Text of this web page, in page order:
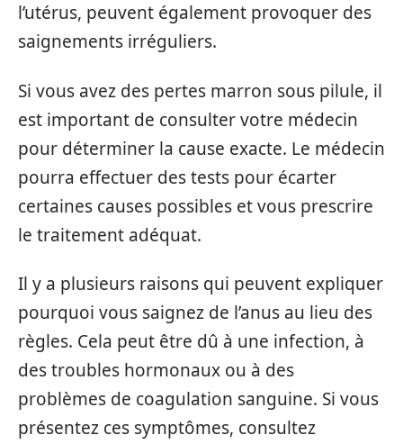
l’utérus, peuvent également provoquer des
saignements irréguliers.
Si vous avez des pertes marron sous pilule, il
est important de consulter votre médecin
pour déterminer la cause exacte. Le médecin
pourra effectuer des tests pour écarter
certaines causes possibles et vous prescrire
le traitement adéquat.
Il y a plusieurs raisons qui peuvent expliquer
pourquoi vous saignez de l’anus au lieu des
règles. Cela peut être dû à une infection, à
des troubles hormonaux ou à des
problèmes de coagulation sanguine. Si vous
présentez ces symptômes, consultez